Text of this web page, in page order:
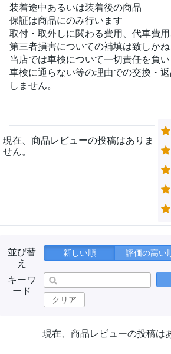
装着途中あるいは装着後の商品
保証は商品にのみ行います
取付・取外しに関わる費用、代車費
第三者損害についての補填は致しかね
当店では車検について一切責任を負
車検に通らない等の理由での交換・
しません。
現在、商品レビューの投稿はありま
せん。
並び替
え
新しい順 評価の高い
キーワ
ード
クリア
現在、商品レビューの投稿は